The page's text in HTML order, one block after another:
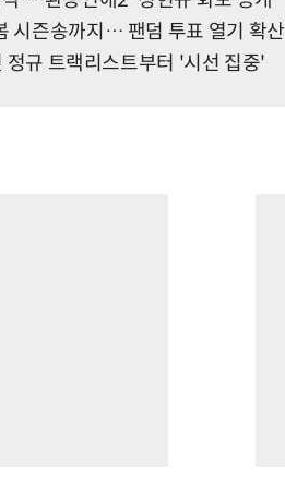
시즌송까지… 팬덤 투표 열기 확산
정규 트랙리스트부터 '시선 집중'